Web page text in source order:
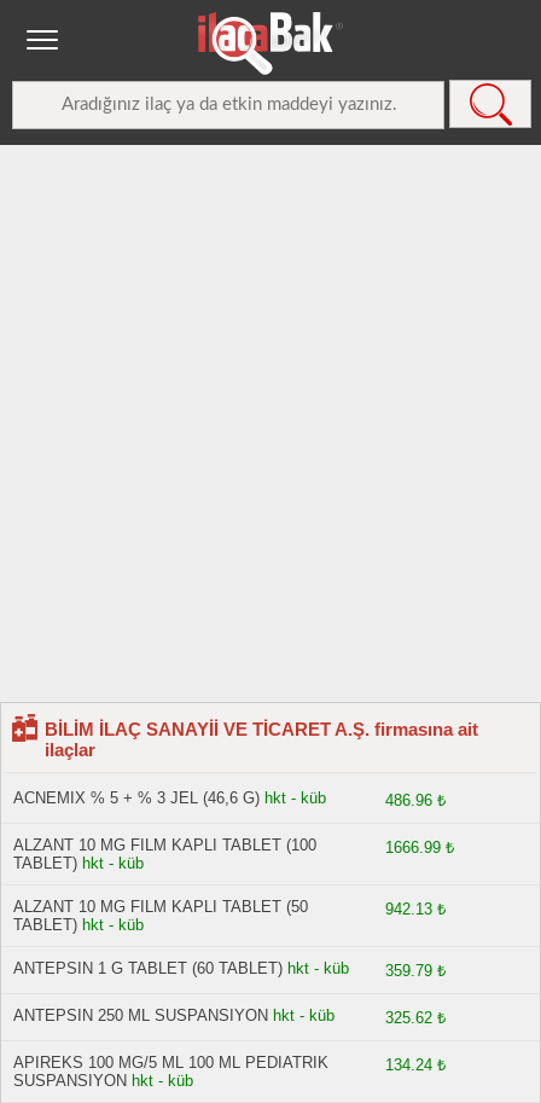
BİLİM İLAÇ SANAYİİ VE TİCARET A.Ş. firmasına ait
ilaçlar
ACNEMIX % 5 + % 3 JEL (46,6 G) hkt - küb 486.96 ₺
ALZANT 10 MG FILM KAPLI TABLET (100
TABLET) hkt - küb
1666.99 ₺
ALZANT 10 MG FILM KAPLI TABLET (50
TABLET) hkt - küb
942.13 ₺
ANTEPSIN 1 G TABLET (60 TABLET) hkt - küb 359.79 ₺
ANTEPSIN 250 ML SUSPANSIYON hkt - küb 325.62 ₺
APIREKS 100 MG/5 ML 100 ML PEDIATRIK
SUSPANSIYON hkt - küb
134.24 ₺